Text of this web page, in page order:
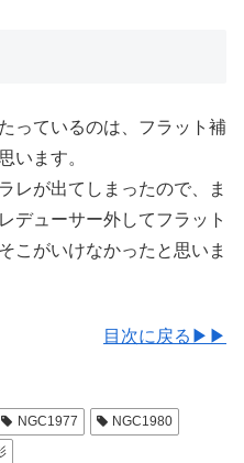
っているのは、フラット補
います。
レが出てしまったので、ま
デューサー外してフラット
こがいけなかったと思いま
目次に戻る▶▶
NGC1977
NGC1980